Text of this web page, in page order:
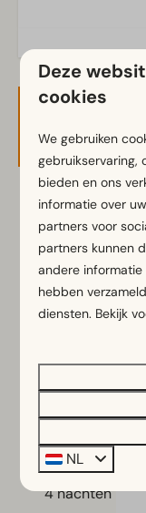
2 gasten
vr14-08-
1 nacht
3 nachten
4 nachten
Deze
cookies
We gebruiken
gebruikservaring,
bieden en ons
informatie over
partners voor
partners kunnen
andere
hebben
diensten. Bekijk
NL